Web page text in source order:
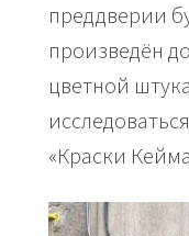
преддверии
произведён
цветной
«Краски